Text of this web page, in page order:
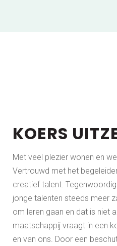
KOERS
Met veel plezier wonen en
Vertrouwd met het
creatief talent.
jonge talenten steeds meer
om leren gaan en dat is niet
maatschappij vraagt in een
en van ons. Door een